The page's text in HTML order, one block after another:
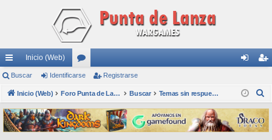
nl
ac
es
rá
Inicio (Web)
or
os nti
fic
ar
ist
ra
rs
Buscar Identificarse Registrarse
Inicio (Web) Foro Punta de Lanza Wargames Buscar Temas sin respuesta
s
c